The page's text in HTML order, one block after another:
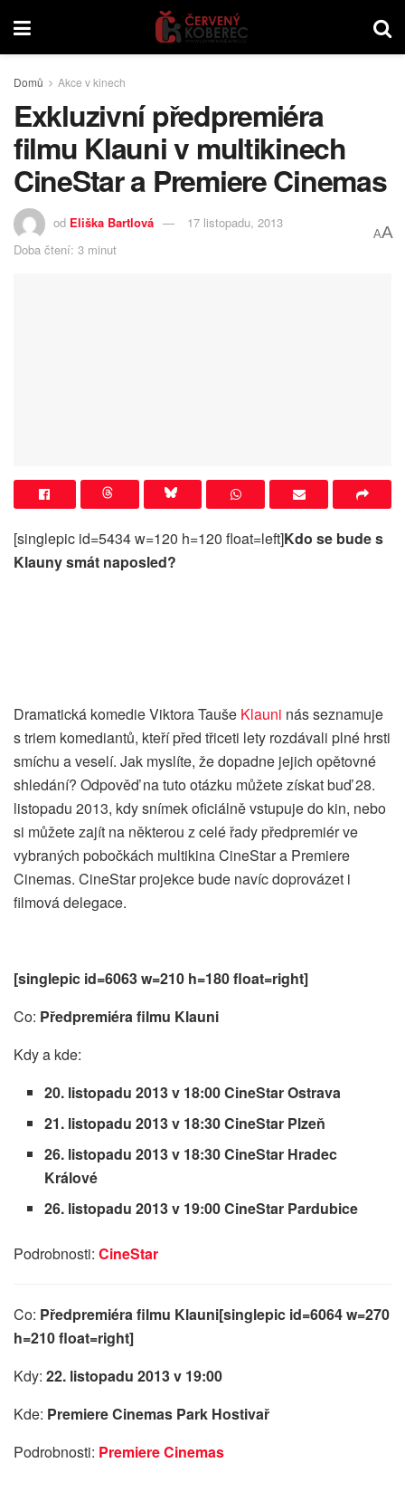
Domů Akce v kinech
Exkluzivní předpremiéra
filmu Klauni v multikinech
CineStar a Premiere Cinemas
od Eliška Bartlová
17 listopadu, 2013
Doba čtení: 3 minut
AA
[singlepic id=5434 w=120 h=120 float=left]Kdo se bude s
Klauny smát naposled?
Dramatická komedie Viktora Tauše Klauni nás seznamuje
s triem komediantů, kteří před třiceti lety rozdávali plné hrsti
smíchu a veselí. Jak myslíte, že dopadne jejich opětovné
shledání? Odpověď na tuto otázku můžete získat buď 28.
listopadu 2013, kdy snímek oficiálně vstupuje do kin, nebo
si můžete zajít na některou z celé řady předpremiér ve
vybraných pobočkách multikina CineStar a Premiere
Cinemas. CineStar projekce bude navíc doprovázet i
filmová delegace.
[singlepic id=6063 w=210 h=180 float=right]
Co: Předpremiéra filmu Klauni
Kdy a kde:
20. listopadu 2013 v 18:00 CineStar Ostrava
21. listopadu 2013 v 18:30 CineStar Plzeň
26. listopadu 2013 v 18:30 CineStar Hradec
Králové
26. listopadu 2013 v 19:00 CineStar Pardubice
Podrobnosti: CineStar
Co: Předpremiéra filmu Klauni[singlepic id=6064 w=270
h=210 float=right]
Kdy: 22. listopadu 2013 v 19:00
Kde: Premiere Cinemas Park Hostivař
Podrobnosti: Premiere Cinemas